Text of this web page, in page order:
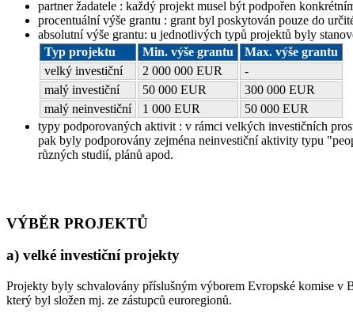
partner žadatele : každý projekt musel být podpořen
procentuální výše grantu : grant byl poskytován pouze do
absolutní výše grantu: u jednotlivých typů projektů byly
Typ projektu
Min. výše grantu
Max. výše grantu
velký investiční
2 000 000 EUR
-
malý investiční
50 000 EUR
300 000 EUR
malý neinvestiční
1 000 EUR
50 000 EUR
typy podporovaných aktivit : v rámci velkých investičních
pak byly podporovány zejména neinvestiční aktivity typu
různých studií, plánů apod.
VÝBĚR PROJEKTŮ
a) velké investiční projekty
Projekty byly schvalovány příslušným výborem Evropské komise v
který byl složen mj. ze zástupců euroregionů.